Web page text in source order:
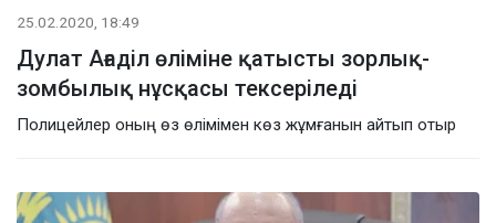
25.02.2020, 18:49
Дулат Ағаділ өліміне қатысты зорлық-
зомбылық нұсқасы тексеріледі
Полицейлер оның өз өлімімен көз жұмғанын айтып отыр